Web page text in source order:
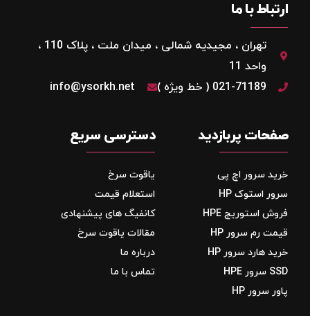
ارتباط با ما
تهران ، مجیدیه شمالی ، میدان ملت ، پلاک 110 ،
واحد 11
021-71189 ( خط ویژه )
info@ysorkh.net
صفحات پربازدید
خرید سرور اچ پی
سرور استوک HP
فروش استوریج‌ HPE
قیمت رم سرور HP
خرید هارد سرور HP
SSD سرور HPE
پاور سرور HP
دسترسی سریع
یاقوت سرخ
استعلام قیمت
کانفیگ های پیشنهادی
مقالات یاقوت سرخ
درباره ما
تماس با ما